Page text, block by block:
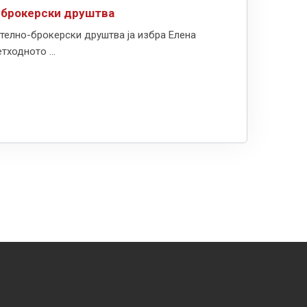
брокерски друштва
брокерски друштва ја избра Елена
...